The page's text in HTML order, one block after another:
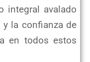
integral avalado
la confianza de
en todos estos